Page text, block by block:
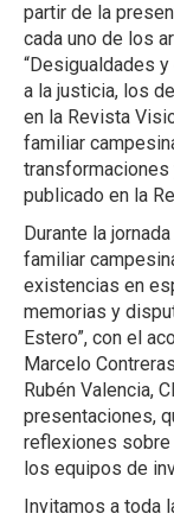
partir de la
cada uno de los
“Desigualdades
a la justicia, los
en la Revista
familiar
publicado en la
Durante la
familiar
existencias en
memorias y
Estero”, con el
Marcelo
Rubén Valencia,
presentaciones,
reflexiones
los equipos de
Invitamos a toda